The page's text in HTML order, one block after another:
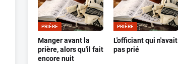
PRIÈRE
Manger avant la
prière, alors qu'il fait
encore nuit
PRIÈRE
L'officiant qui n'avait
pas prié